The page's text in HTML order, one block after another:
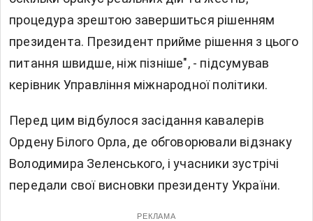
процедура зрештою завершиться рішенням
президента. Президент прийме рішення з цього
питання швидше, ніж пізніше", - підсумував
керівник Управління міжнародної політики.
Перед цим відбулося засідання кавалерів
Ордену Білого Орла, де обговорювали відзнаку
Володимира Зеленського, і учасники зустрічі
передали свої висновки президенту України.
РЕКЛАМА